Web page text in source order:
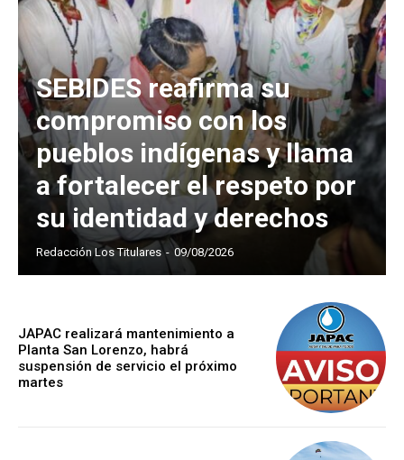
SEBIDES reafirma su
compromiso con los
pueblos indígenas y llama
a fortalecer el respeto por
su identidad y derechos
Redacción Los Titulares - 09/08/2026
JAPAC realizará mantenimiento a
Planta San Lorenzo, habrá
suspensión de servicio el próximo
martes